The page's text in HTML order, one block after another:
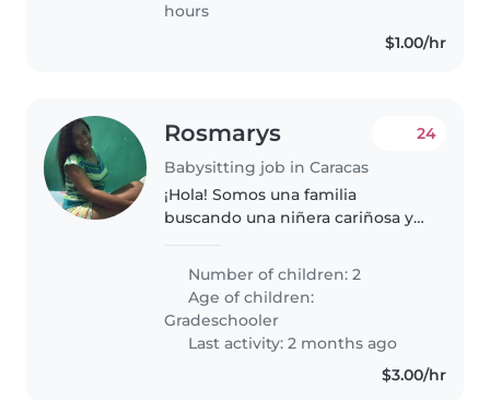
hours
$1.00/hr
Rosmarys
Babysitting job in Caracas
24
¡Hola! Somos una familia
buscando una niñera cariñosa y
niños en edad escolar. Son muy
energéticos, les encantan los
deportes y son muy amigables.
Buscamos..
Number of children: 2
Age of children:
Gradeschooler
Last activity: 2 months ago
$3.00/hr